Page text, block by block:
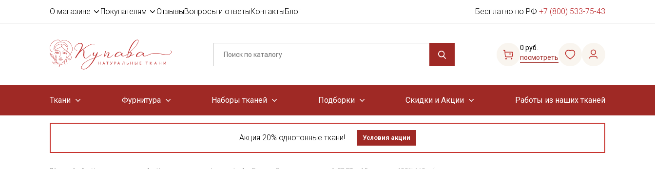
О магазине Покупателям ОтзывыВопросы и ответыКонтактыБлог Бесплатно по РФ +7 (800) 533-75-43
0 руб.
посмотреть
Ткани Фурнитура Наборы тканей Подборки Скидки и Акции Работы из наших тканей
Акция 20% однотонные ткани! Условия акции